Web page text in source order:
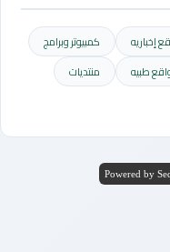
إخباريه
كمبيوتر وبرامج
طبيه
منتديات
Powered by